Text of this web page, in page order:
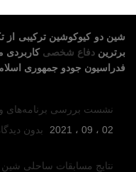
شین دو کیوکوشین ترکیبی از
برتریندفاع شخصی کاربردی
فدراسیون جودو جمهوری
نشست بررسی برنامه‌های
02 ، 09 ، 2021
بدون
نتایج مسابقات ساحلی شین